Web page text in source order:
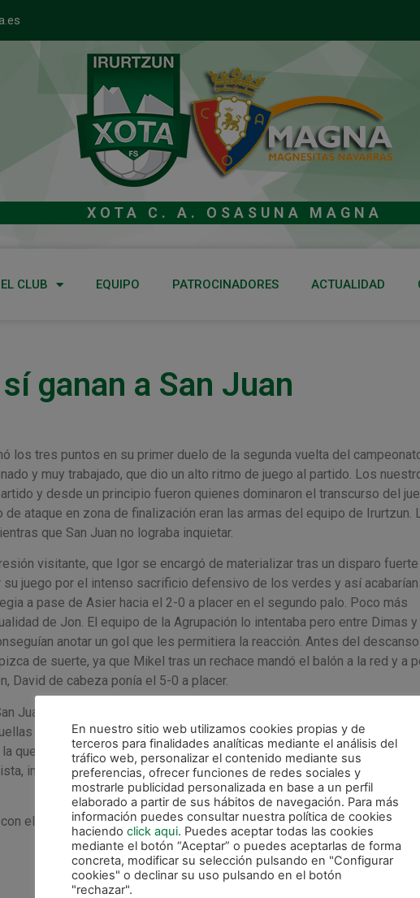
XOTA C. A. OSASUNA MAGNA
EL CLUB EQUIPO PATROCINADORES ACTUALIDAD
ganan a San Juan
los tres puntos en su primer duelo de la segunda vuelta del
y muy trabajado, que dio un alto ritmo de juego al partido. Los
y desde un principio fueron quienes dominaron el transcurso del
de ataque en zona de finalización eran las armas del equipo de Irurtzun.
que San Juan no lograba inquietar.
visitante, que Igor se encargó de materializar tras un disparo fuerte
su juego por el intenso sacrificio defensivo de los verdes y así acabarían
a pase de Asier hacia el 2-0 a placer en el segundo palo. Poco más
de Jon. El equipo de la Agrupación lo intentaba pero entre Dimas y
anotar un gol que les permitiera la reacción. Antes del descanso
de suerte, ya que Mikel tras un rechace mandó el balón a la red y a
David de cabeza ponía el 5-0 a placer.
Juan que se la jugaba todo al portero jugador casi desde un inicio, pero
ocasiones en las que no había juego de cinco, el Xota-Ibararte hacia
que llegó el 6-0 por mediación de Oihan. Fue en una bonita jugada en la
incluido el portero. El 7-0 llegaba en una banda cercana tras una volea
el juego de cinco. Tras una buena jugada, lograron dejar el marcador
En nuestro sitio web utilizamos cookies propias y de
terceros para finalidades analíticas mediante el análisis del
tráfico web, personalizar el contenido mediante sus
preferencias, ofrecer funciones de redes sociales y
mostrarle publicidad personalizada en base a un perfil
elaborado a partir de sus hábitos de navegación. Para más
información puedes consultar nuestra política de cookies
haciendo click aqui. Puedes aceptar todas las cookies
mediante el botón “Aceptar” o puedes aceptarlas de forma
concreta, modificar su selección pulsando en "Configurar
cookies" o declinar su uso pulsando en el botón
"rechazar".